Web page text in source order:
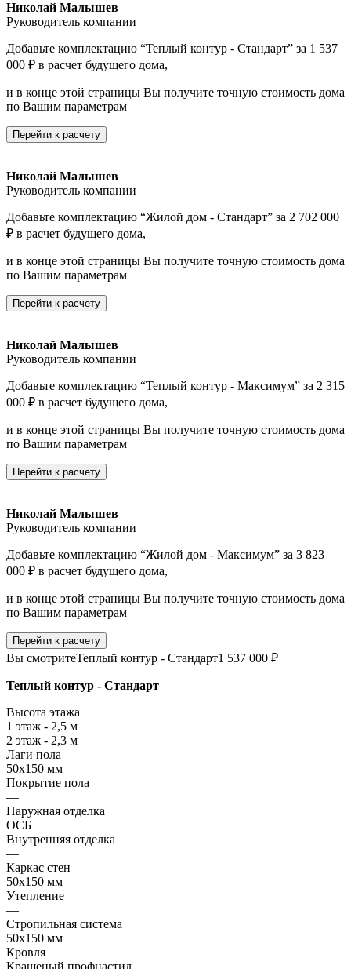
Николай Малышев
Руководитель компании
Добавьте комплектацию “Теплый контур - Стандарт” за 1 537
000 ₽ в расчет будущего дома,
и в конце этой страницы Вы получите точную стоимость дома
по Вашим параметрам
Перейти к расчету
Николай Малышев
Руководитель компании
Добавьте комплектацию “Жилой дом - Стандарт” за 2 702 000
₽ в расчет будущего дома,
и в конце этой страницы Вы получите точную стоимость дома
по Вашим параметрам
Перейти к расчету
Николай Малышев
Руководитель компании
Добавьте комплектацию “Теплый контур - Максимум” за 2 315
000 ₽ в расчет будущего дома,
и в конце этой страницы Вы получите точную стоимость дома
по Вашим параметрам
Перейти к расчету
Николай Малышев
Руководитель компании
Добавьте комплектацию “Жилой дом - Максимум” за 3 823
000 ₽ в расчет будущего дома,
и в конце этой страницы Вы получите точную стоимость дома
по Вашим параметрам
Перейти к расчету
Вы смотритеТеплый контур - Стандарт1 537 000 ₽
Теплый контур - Стандарт
Высота этажа
1 этаж - 2,5 м
2 этаж - 2,3 м
Лаги пола
50х150 мм
Покрытие пола
—
Наружная отделка
ОСБ
Внутренняя отделка
—
Каркас стен
50х150 мм
Утепление
—
Стропильная система
50х150 мм
Кровля